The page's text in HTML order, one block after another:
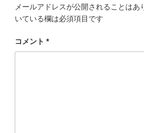
メールアドレスが公開されることはあ
いている欄は必須項目です
コメント *